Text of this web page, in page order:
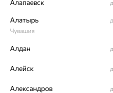
Купить
4 платежа по 24
Нужна
Алапаевск
Алатырь
Чувашия
Алдан
Алейск
Александров